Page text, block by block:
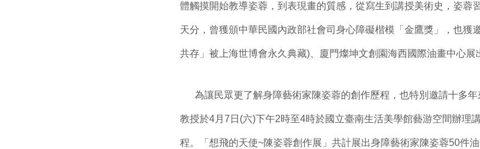
體觸摸開始教導姿蓉，到表現畫的質感，從寫生到講授美術史，姿蓉
天分，曾獲頒中華民國內政部社會司身心障礙楷模「金鷹獎」，也獲
共存」被上海世博會永久典藏)、廈門燦坤文創園海西國際油畫中心展
為讓民眾更了解身障藝術家陳姿蓉的創作歷程，也特別邀請十多年
教授於4月7日(六)下午2時至4時於國立臺南生活美學館藝游空間辦理
程。「想飛的天使~陳姿蓉創作展」共計展出身障藝術家陳姿蓉50件